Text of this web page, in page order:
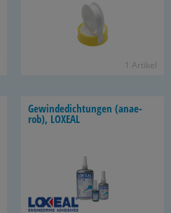
1 Ar­ti­kel
Ge­win­de­dich­tun­gen (an­ae­
rob), LO­XE­AL